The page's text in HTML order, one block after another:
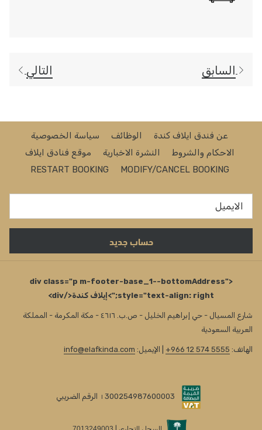
السابق التالي
عن فندق ايلاف كندة الوظائف
سياسة الخصوصية
الاحكام والشروط
النشرة الاخبارية
موقع فنادق ايلاف
MODIFY/CANCEL BOOKING
RESTART BOOKING
حساب جديد
<div class="p m-footer-base_1--bottomAddress"
style="text-align: right;">إيلاف كندة</div>
شارع المسيال - حي إبراهيم الخليل - ص.ب. ٤٦١٦ - مكة المكرمة - المملكة
العربية السعودية
الهاتف: +966 12 574 5555 | الإيميل: info@elafkinda.com
الرقم الضريبي